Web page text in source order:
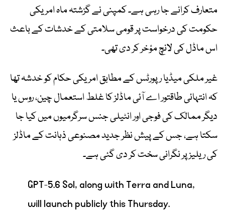
متعارف کرانے جا رہی ہے۔ کمپنی نے گزشتہ ماہ امریکی
حکومت کی درخواست پر قومی سلامتی کے خدشات کے باعث
اس ماڈل کی لانچ مؤخر کر دی تھی۔
غیر ملکی میڈیا رپورٹس کے مطابق امریکی حکام کو خدشہ تھا
کہ انتہائی طاقتور اے آئی ماڈلز کا غلط استعمال چین، روس یا
دیگر ممالک کی فوجی اور انٹیلی جنس سرگرمیوں میں کیا جا
سکتا ہے، جس کے پیش نظر جدید مصنوعی ذہانت کے ماڈلز
کی ریلیز پر نگرانی سخت کر دی گئی ہے۔
GPT-5.6 Sol, along with Terra and Luna,
will launch publicly this Thursday.